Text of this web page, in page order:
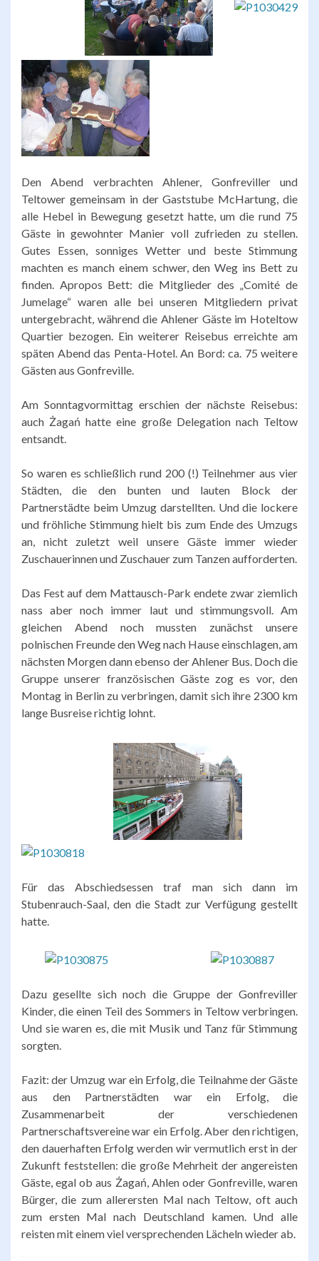
Den Abend verbrachten Ahlener, Gonfreviller und
Teltower gemeinsam in der Gaststube McHartung, die
alle Hebel in Bewegung gesetzt hatte, um die rund 75
Gäste in gewohnter Manier voll zufrieden zu stellen.
Gutes Essen, sonniges Wetter und beste Stimmung
machten es manch einem schwer, den Weg ins Bett zu
finden. Apropos Bett: die Mitglieder des „Comité de
Jumelage“ waren alle bei unseren Mitgliedern privat
untergebracht, während die Ahlener Gäste im Hoteltow
Quartier bezogen. Ein weiterer Reisebus erreichte am
späten Abend das Penta-Hotel. An Bord: ca. 75 weitere
Gästen aus Gonfreville.
Am Sonntagvormittag erschien der nächste Reisebus:
auch Żagań hatte eine große Delegation nach Teltow
entsandt.
So waren es schließlich rund 200 (!) Teilnehmer aus vier
Städten, die den bunten und lauten Block der
Partnerstädte beim Umzug darstellten. Und die lockere
und fröhliche Stimmung hielt bis zum Ende des Umzugs
an, nicht zuletzt weil unsere Gäste immer wieder
Zuschauerinnen und Zuschauer zum Tanzen aufforderten.
Das Fest auf dem Mattausch-Park endete zwar ziemlich
nass aber noch immer laut und stimmungsvoll. Am
gleichen Abend noch mussten zunächst unsere
polnischen Freunde den Weg nach Hause einschlagen, am
nächsten Morgen dann ebenso der Ahlener Bus. Doch die
Gruppe unserer französischen Gäste zog es vor, den
Montag in Berlin zu verbringen, damit sich ihre 2300 km
lange Busreise richtig lohnt.
Für das Abschiedsessen traf man sich dann im
Stubenrauch-Saal, den die Stadt zur Verfügung gestellt
hatte.
Dazu gesellte sich noch die Gruppe der Gonfreviller
Kinder, die einen Teil des Sommers in Teltow verbringen.
Und sie waren es, die mit Musik und Tanz für Stimmung
sorgten.
Fazit: der Umzug war ein Erfolg, die Teilnahme der Gäste
aus den Partnerstädten war ein Erfolg, die
Zusammenarbeit der verschiedenen
Partnerschaftsvereine war ein Erfolg. Aber den richtigen,
den dauerhaften Erfolg werden wir vermutlich erst in der
Zukunft feststellen: die große Mehrheit der angereisten
Gäste, egal ob aus Żagań, Ahlen oder Gonfreville, waren
Bürger, die zum allerersten Mal nach Teltow, oft auch
zum ersten Mal nach Deutschland kamen. Und alle
reisten mit einem viel versprechenden Lächeln wieder ab.